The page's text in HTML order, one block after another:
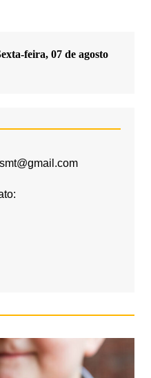
feira, 07 de agosto